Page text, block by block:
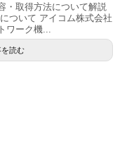
・取得方法について解説
ついて アイコム株式会社
ワーク機...
読む